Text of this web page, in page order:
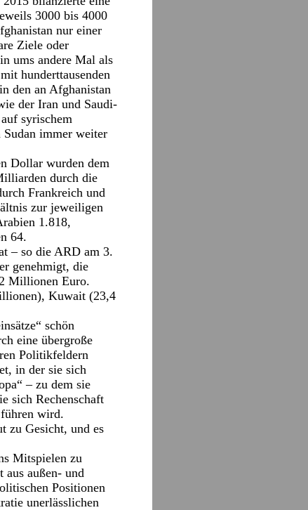
3000 bis 4000
nur einer
Ziele oder
ums andere Mal als
hunderttausenden
den an Afghanistan
der Iran und Saudi-
syrischem
immer weiter
Dollar wurden dem
durch die
Frankreich und
zur jeweiligen
1.818,
64.
– so die ARD am 3.
genehmigt, die
Millionen Euro.
Kuwait (23,4
schön
eine übergroße
Politikfeldern
in der sie sich
– zu dem sie
sich Rechenschaft
wird.
zu Gesicht, und es
Mitspielen zu
aus außen- und
Positionen
unerlässlichen